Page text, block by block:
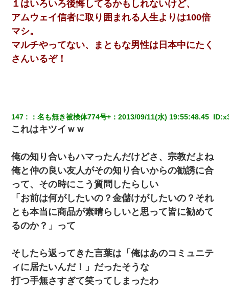
１はいろいろ後悔してるかもしれないけど、
アムウェイ信者に取り囲まれる人生よりは100倍
マシ。
マルチやってない、まともな男性は日本中にたく
さんいるぞ！
147 ：名も無き被検体774号+ ：2013/09/11(水) 19:55:48.45 ID:
これはキツイｗｗ
俺の知り合いもハマったんだけどさ、宗教だよね
俺と仲の良い友人がその知り合いからの勧誘に合
って、その時にこう質問したらしい
「お前は何がしたいの？金儲けがしたいの？それ
とも本当に商品が素晴らしいと思って皆に勧めて
るのか？」って
そしたら返ってきた言葉は「俺はあのコミュニテ
ィに居たいんだ！」だったそうな
打つ手無さすぎて笑ってしまったわ